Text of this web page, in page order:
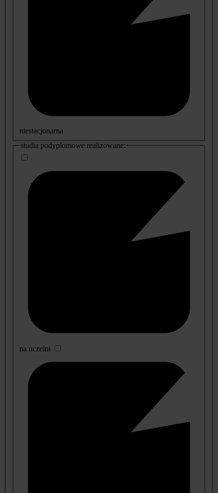
niestacjonarna
studia podyplomowe realizowane:
na uczelni